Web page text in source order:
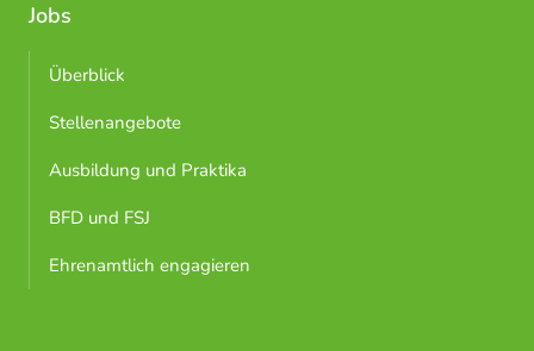
Jobs
Überblick
Stellenangebote
Ausbildung und Praktika
BFD und FSJ
Ehrenamtlich engagieren